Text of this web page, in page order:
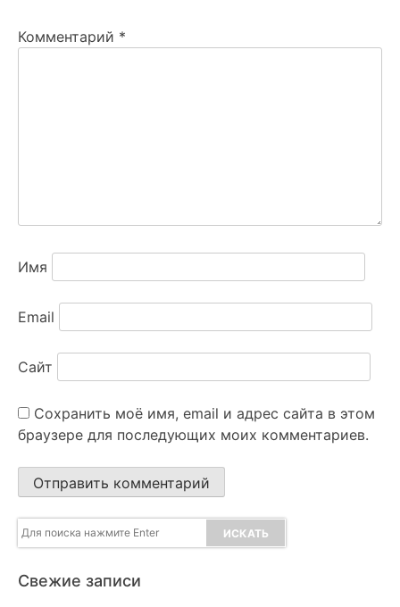
Комментарий *
Имя
Email
Сайт
Сохранить моё имя, email и адрес сайта в этом
браузере для последующих моих комментариев.
Свежие записи